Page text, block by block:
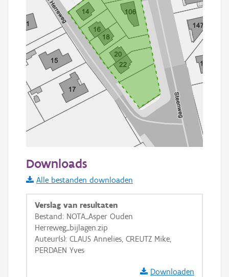
Informatie Vlaanderen
i
+ −
Downloads
Alle bestanden downloaden
Verslag van resultaten
Bestand: NOTA_Asper Ouden
Herreweg_bijlagen.zip
Auteur(s): CLAUS Annelies, CREUTZ Mike,
PERDAEN Yves
Downloaden